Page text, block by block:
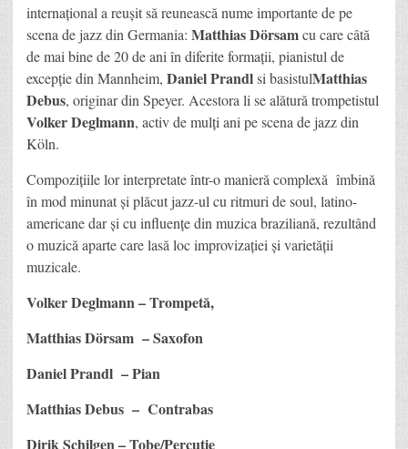
internațional a reuşit să reunească nume importante de pe
scena de jazz din Germania: Matthias Dörsamcu care câtă
de mai bine de 20 de ani în diferite formații, pianistul de
excepție din Mannheim, Daniel Prandlsi basistulMatthias
Debus, originar din Speyer. Acestora li se alătură trompetistul
Volker Deglmann, activ de mulți ani pe scena de jazz din
Köln.
Compoziţiile lor interpretate într-o manieră complexă îmbină
în mod minunat şi plăcut jazz-ul cu ritmuri de soul, latino-
americane dar şi cu influenţe din muzica braziliană, rezultând
o muzică aparte care lasă loc improvizaţiei şi varietăţii
muzicale.
Volker Deglmann – Trompetă,
Matthias Dörsam – Saxofon
Daniel Prandl – Pian
Matthias Debus – Contrabas
Dirik Schilgen – Tobe/Percuţie